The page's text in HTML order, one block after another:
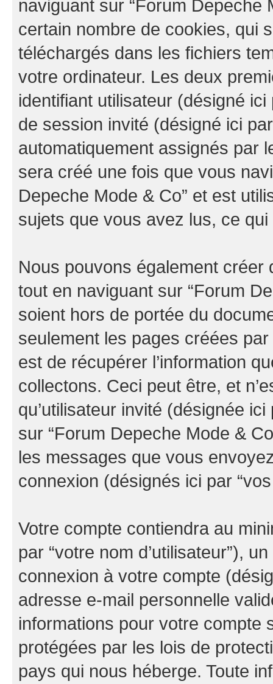
naviguant sur “Forum Depeche
certain nombre de cookies, qui
téléchargés dans les fichiers
votre ordinateur. Les deux
identifiant utilisateur (désigné ici
de session invité (désigné ici
automatiquement assignés par
sera créé une fois que vous
Depeche Mode & Co” et est
sujets que vous avez lus, ce
Nous pouvons également
tout en naviguant sur “Forum
soient hors de portée du
seulement les pages créées
est de récupérer l’information
collectons. Ceci peut être, et
qu’utilisateur invité (désignée
sur “Forum Depeche Mode &
les messages que vous
connexion (désignés ici par
Votre compte contiendra au
par “votre nom d’utilisateur”),
connexion à votre compte
adresse e-mail personnelle
informations pour votre compte
protégées par les lois de
pays qui nous héberge. Toute